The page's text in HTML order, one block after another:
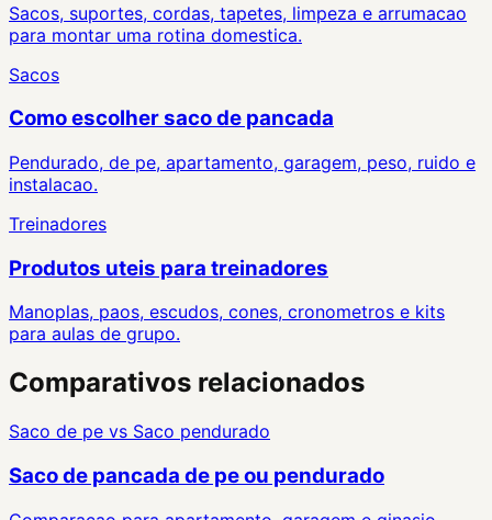
Sacos, suportes, cordas, tapetes, limpeza e arrumacao
para montar uma rotina domestica.
Sacos
Como escolher saco de pancada
Pendurado, de pe, apartamento, garagem, peso, ruido e
instalacao.
Treinadores
Produtos uteis para treinadores
Manoplas, paos, escudos, cones, cronometros e kits
para aulas de grupo.
Comparativos relacionados
Saco de pe vs Saco pendurado
Saco de pancada de pe ou pendurado